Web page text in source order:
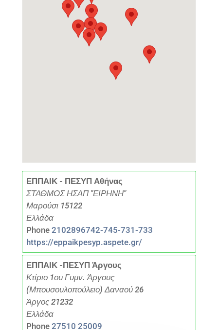
ΕΠΠΑΙΚ - ΠΕΣΥΠ Αθήνας
ΣΤΑΘΜΟΣ ΗΣΑΠ "ΕΙΡΗΝΗ"
Μαρούσι 15122
Ελλάδα
Phone 2102896742-745-731-733
https://eppaikpesyp.aspete.gr/
ΕΠΠΑΙΚ -ΠΕΣΥΠ Άργους
Κτίριο 1ου Γυμν. Άργους
(Μπουσουλοπούλειο) Δαναού 26
Άργος 21232
Ελλάδα
Phone 27510 25009